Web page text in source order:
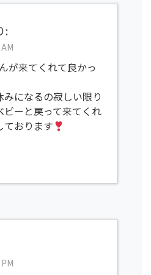
:
が来てくれて良かっ
になるの寂しい限り
ビーと戻って来てくれ
ております